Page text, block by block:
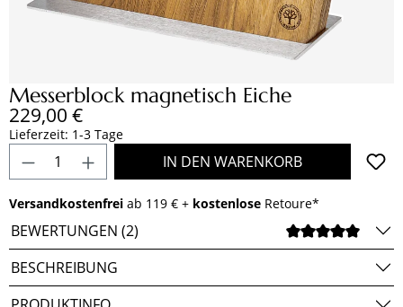
Messerblock magnetisch Eiche
Regulärer Preis:
229,00 €
Lieferzeit: 1-3 Tage
Produkt Anzahl: Gib den gewünschten
IN DEN WARENKORB
Versandkostenfrei ab 119 € + kostenlose Retoure*
BEWERTUNGEN (2)
BESCHREIBUNG